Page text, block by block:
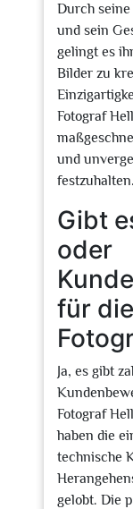
Durch
und sein
gelingt es
Bilder zu
Fotograf
und
festzuhalten.
Gibt
oder
für
Ja, es gibt
Fotograf
haben die
technische
gelobt. Die